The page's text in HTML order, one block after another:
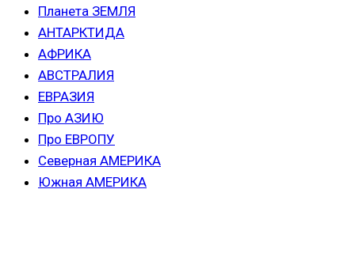
Планета ЗЕМЛЯ
АНТАРКТИДА
АФРИКА
АВСТРАЛИЯ
ЕВРАЗИЯ
Про АЗИЮ
Про ЕВРОПУ
Северная АМЕРИКА
Южная АМЕРИКА